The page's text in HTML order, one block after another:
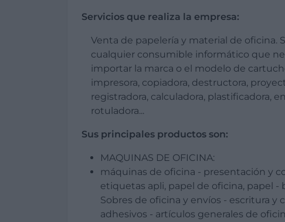
Servicios que realiza la empresa:
Venta de papelería y material de oficina.
cualquier consumible informático que
importar la marca o el modelo de
impresora, copiadora, destructora,
registradora, calculadora, plastificadora,
rotuladora...
Sus principales productos son:
MAQUINAS DE OFICINA:
máquinas de oficina - presentación y
etiquetas apli, papel de oficina, papel -
Sobres de oficina y envíos - escritura y
adhesivos - artículos generales de